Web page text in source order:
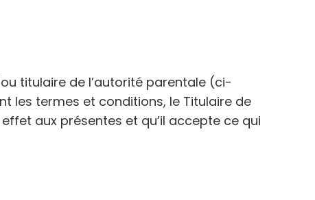
titulaire de l’autorité parentale (ci-
les termes et conditions, le Titulaire de
aux présentes et qu’il accepte ce qui